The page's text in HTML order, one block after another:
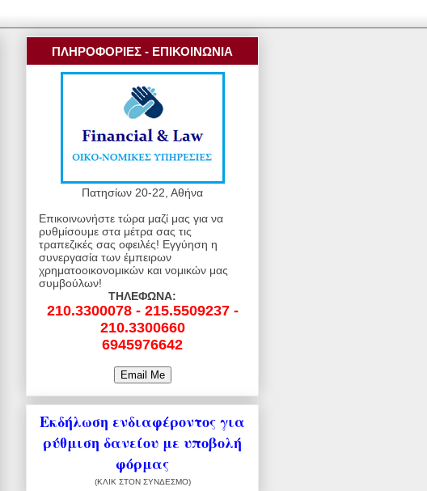
ΠΛΗΡΟΦΟΡΙΕΣ - ΕΠΙΚΟΙΝΩΝΙΑ
Πατησίων 20-22, Αθήνα
Επικοινωνήστε τώρα μαζί μας για να
ρυθμίσουμε στα μέτρα σας τις
τραπεζικές σας οφειλές! Εγγύηση η
συνεργασία των έμπειρων
χρηματοοικονομικών και νομικών μας
συμβούλων!
ΤΗΛΕΦΩΝΑ:
210.3300078 - 215.5509237 -
210.3300660
6945976642
Εκδήλωση ενδιαφέροντος για
ρύθμιση δανείου με υποβολή
φόρμας
(ΚΛΙΚ ΣΤΟΝ ΣΥΝΔΕΣΜΟ)